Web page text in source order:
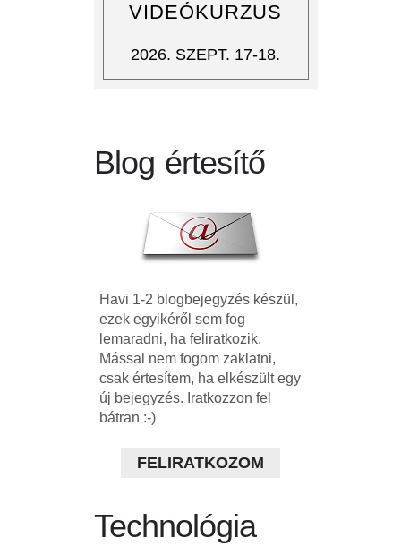
VIDEÓKURZUS
2026. SZEPT. 17-18.
Blog értesítő
Havi 1-2 blogbejegyzés készül,
ezek egyikéről sem fog
lemaradni, ha feliratkozik.
Mással nem fogom zaklatni,
csak értesítem, ha elkészült egy
új bejegyzés. Iratkozzon fel
bátran :-)
FELIRATKOZOM
Technológia